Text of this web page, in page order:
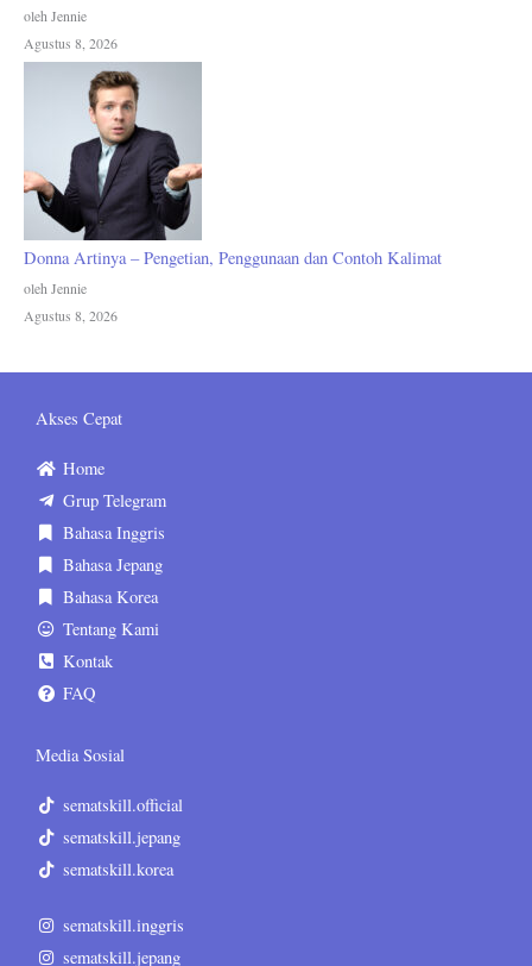
oleh Jennie
Agustus 8, 2026
Donna Artinya – Pengetian, Penggunaan dan Contoh Kalimat
oleh Jennie
Agustus 8, 2026
Akses Cepat
Home
Grup Telegram
Bahasa Inggris
Bahasa Jepang
Bahasa Korea
Tentang Kami
Kontak
FAQ
Media Sosial
sematskill.official
sematskill.jepang
sematskill.korea
sematskill.inggris
sematskill.jepang